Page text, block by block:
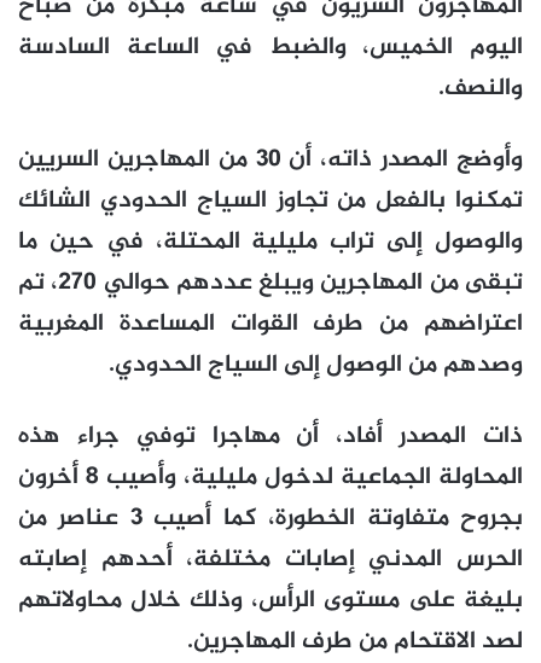
اليوم الخميس، والضبط في الساعة السادسة
والنصف.
وأوضج المصدر ذاته، أن 30 من المهاجرين السريين
تمكنوا بالفعل من تجاوز السياج الحدودي الشائك
والوصول إلى تراب مليلية المحتلة، في حين ما
تبقى من المهاجرين ويبلغ عددهم حوالي 270، تم
اعتراضهم من طرف القوات المساعدة المغربية
وصدهم من الوصول إلى السياج الحدودي.
ذات المصدر أفاد، أن مهاجرا توفي جراء هذه
المحاولة الجماعية لدخول مليلية، وأصيب 8 أخرون
بجروح متفاوتة الخطورة، كما أصيب 3 عناصر من
الحرس المدني إصابات مختلفة، أحدهم إصابته
بليغة على مستوى الرأس، وذلك خلال محاولاتهم
لصد الاقتحام من طرف المهاجرين.